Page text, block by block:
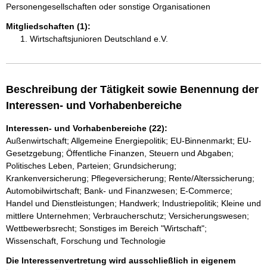
Personengesellschaften oder sonstige Organisationen
Mitgliedschaften (1):
Wirtschaftsjunioren Deutschland e.V.
Beschreibung der Tätigkeit sowie Benennung der
Interessen- und Vorhabenbereiche
Interessen- und Vorhabenbereiche (22):
Außenwirtschaft; Allgemeine Energiepolitik; EU-Binnenmarkt; EU-
Gesetzgebung; Öffentliche Finanzen, Steuern und Abgaben;
Politisches Leben, Parteien; Grundsicherung;
Krankenversicherung; Pflegeversicherung; Rente/Alterssicherung;
Automobilwirtschaft; Bank- und Finanzwesen; E-Commerce;
Handel und Dienstleistungen; Handwerk; Industriepolitik; Kleine und
mittlere Unternehmen; Verbraucherschutz; Versicherungswesen;
Wettbewerbsrecht; Sonstiges im Bereich "Wirtschaft";
Wissenschaft, Forschung und Technologie
Die Interessenvertretung wird ausschließlich in eigenem